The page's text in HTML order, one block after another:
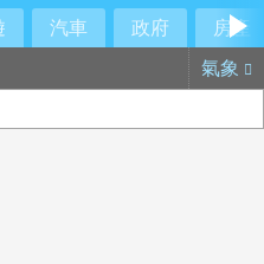
汽車 政府
房產
氣象